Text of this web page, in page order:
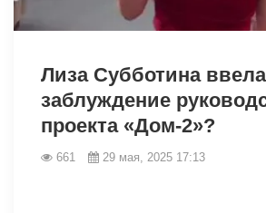
Лиза Субботина
заблуждение
проекта «Дом-2»?
661 29 мая, 2025 17:13